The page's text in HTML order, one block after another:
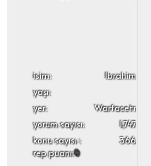
i̇sim:
Ibrahim
yaşı:
yer:
Warfacetr
yorum sayısı:
1,747
konu sayısı :
366
rep puanı:0